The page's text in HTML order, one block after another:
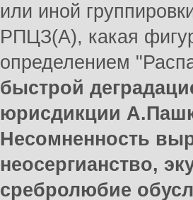
или иной
РПЦЗ(А), какая
определением
быстрой
юрисдикции
Несомненность
неосергианство,
сребролюбие